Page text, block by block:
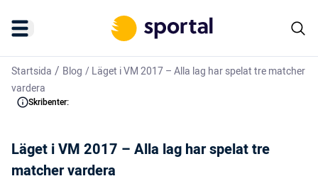
Startsida / Blog /Läget i VM 2017 – Alla lag har spelat tre matcher
vardera
Skribenter:
Läget i VM 2017 – Alla lag har spelat tre
matcher vardera